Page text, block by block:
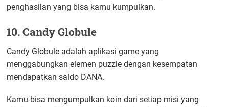
penghasilan yang bisa kamu kumpulkan.
10. Candy Globule
Candy Globule adalah aplikasi game yang
menggabungkan elemen puzzle dengan kesempatan
mendapatkan saldo DANA.
Kamu bisa mengumpulkan koin dari setiap misi yang